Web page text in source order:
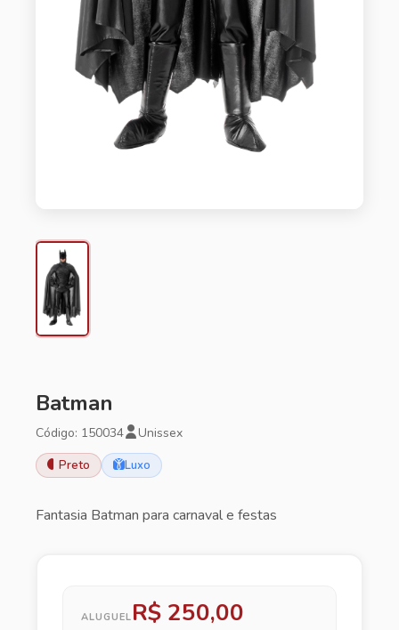
Batman
Código: 150034 Unissex
Preto Luxo
Fantasia Batman para carnaval e festas
ALUGUEL R$ 250,00